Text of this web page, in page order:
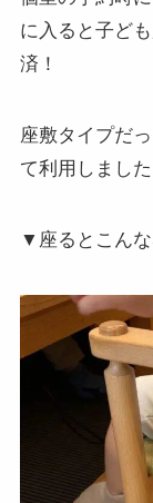
に入ると子ど
済！
座敷タイプだ
て利用しました
▼座るとこん